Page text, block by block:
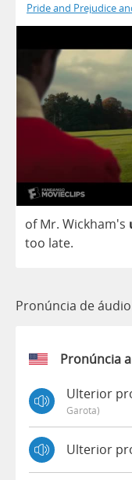
Pride and Prejudice
of Mr. Wickham's
too late.
Pronúncia de
Pronúncia
Ulterior
Garota)
Ulterior